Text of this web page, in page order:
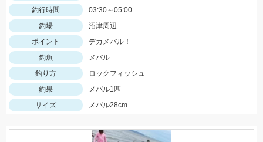
釣行時間
03:30～05:00
釣場
沼津周辺
ポイント
デカメバル！
釣魚
メバル
釣り方
ロックフィッシュ
釣果
メバル1匹
サイズ
メバル28cm